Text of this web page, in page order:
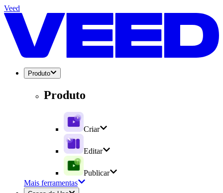
Veed
Produto
Produto
Criar
Editar
Publicar
Mais ferramentas